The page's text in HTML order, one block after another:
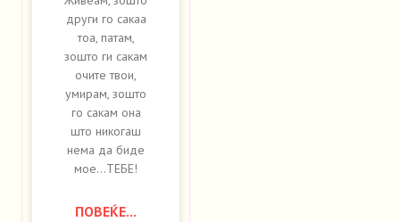
други го сакаа
тоа, патам,
зошто ги сакам
очите твои,
умирам, зошто
го сакам она
што никогаш
нема да биде
мое…ТЕБЕ!
ПОВЕЌЕ...